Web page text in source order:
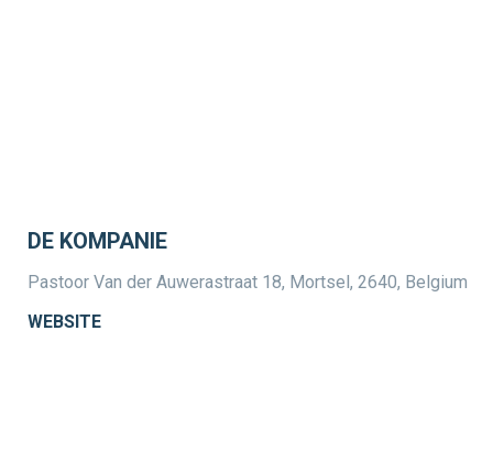
DE KOMPANIE
Pastoor Van der Auwerastraat 18, Mortsel, 2640, Belgium
WEBSITE